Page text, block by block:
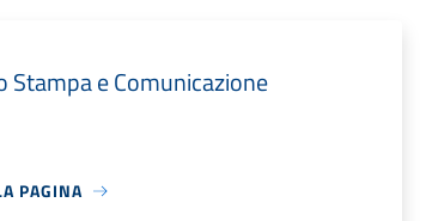
Stampa e Comunicazione
PAGINA